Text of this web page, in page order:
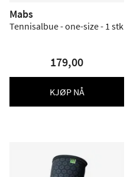
Mabs
Tennisalbue - one-size - 1 stk
179,00
KJØP NÅ